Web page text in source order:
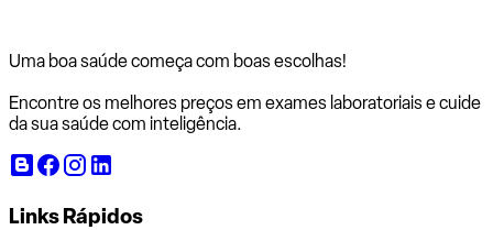
Uma boa saúde começa com boas escolhas!
Encontre os melhores preços em exames laboratoriais e cuide
da sua saúde com inteligência.
Links Rápidos